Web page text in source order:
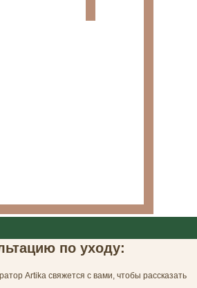
по уходу:
Artika свяжется с вами, чтобы рассказать